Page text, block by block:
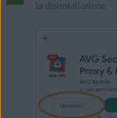
la disinstallazione.